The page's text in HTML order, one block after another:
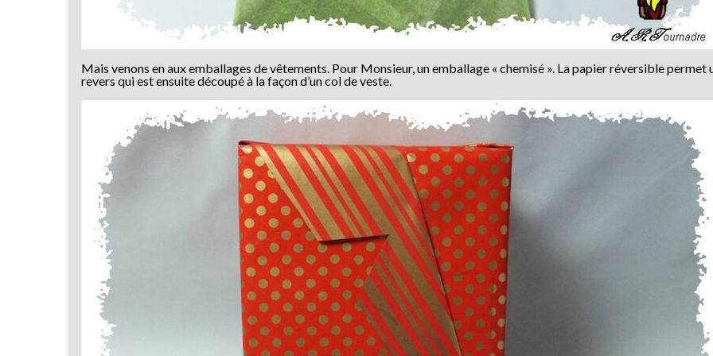
Mais venons en aux emballages de vêtements. Pour Monsieur, un emballage « chemisé ». La papier réversible permet
revers qui est ensuite découpé à la façon d’un col de veste.